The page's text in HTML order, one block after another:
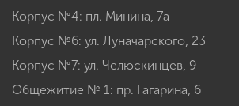
Корпус №4: пл. Минина, 7а
Корпус №6: ул. Луначарского, 23
Корпус №7: ул. Челюскинцев, 9
Общежитие № 1: пр. Гагарина, 6